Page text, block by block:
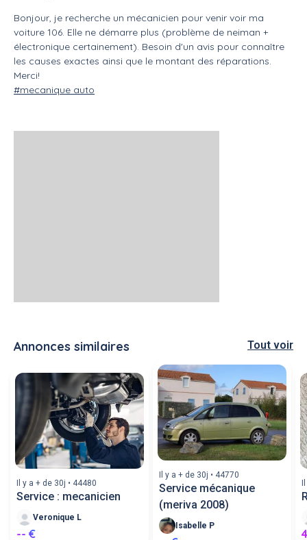
Bonjour, je recherche un mécanicien pour venir voir ma
voiture 106. Elle ne démarre plus (problème de neiman +
électronique certainement). Besoin d'un avis pour connaître
les causes exactes ainsi que le montant des réparations.
Merci!
#mecanique auto
Annonces similaires Tout voir
Il y a + de 30j • 44480
Service : mecanicien
Veronique L
-- €
Il y a + de 30j • 44770
Service mécanique
(meriva 2008)
Isabelle P
Il